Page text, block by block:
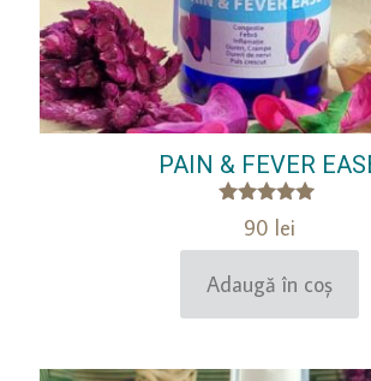
PAIN & FEVER
Evaluat la
5.00
din 5
90 lei
Adaugă în coș